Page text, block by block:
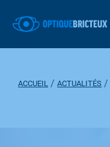
ACCUEIL / ACTUALITÉS /